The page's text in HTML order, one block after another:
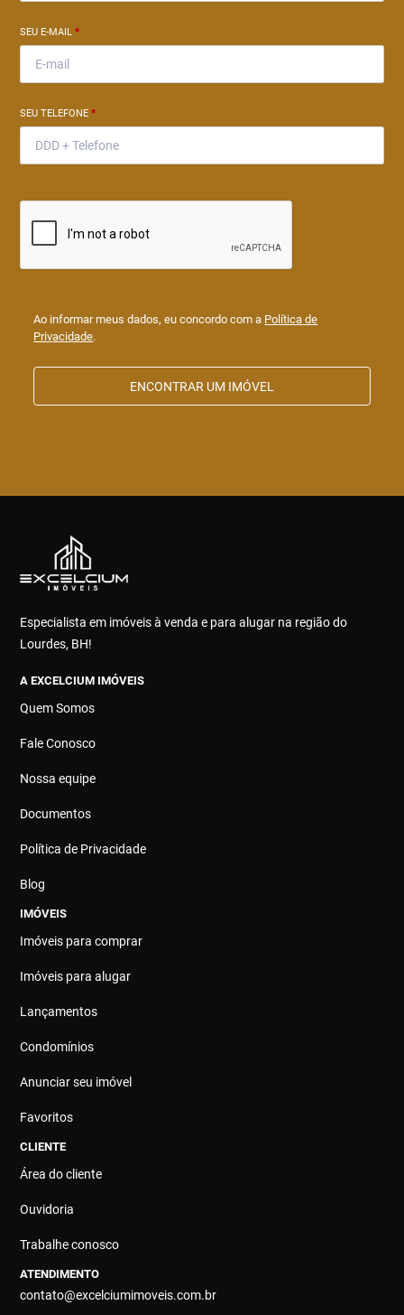
SEU E-MAIL*
SEU TELEFONE*
Ao informar meus dados, eu concordo com a Política de
Privacidade.
ENCONTRAR UM IMÓVEL
Especialista em imóveis à venda e para alugar na região do
Lourdes, BH!
A EXCELCIUM IMÓVEIS
Quem Somos
Fale Conosco
Nossa equipe
Documentos
Política de Privacidade
Blog
IMÓVEIS
Imóveis para comprar
Imóveis para alugar
Lançamentos
Condomínios
Anunciar seu imóvel
Favoritos
CLIENTE
Área do cliente
Ouvidoria
Trabalhe conosco
ATENDIMENTO
contato@excelciumimoveis.com.br